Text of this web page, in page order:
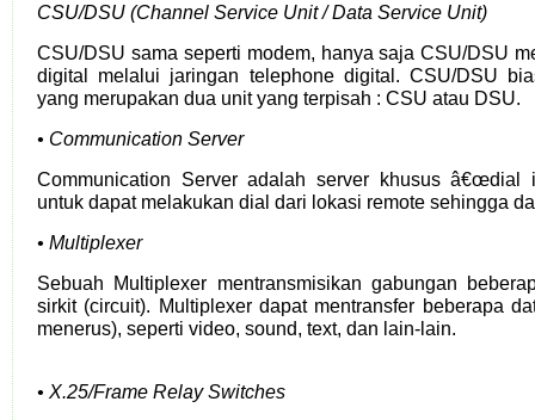
CSU/DSU (Channel Service Unit / Data Service Unit)
CSU/DSU sama seperti modem, hanya saja CSU/DSU
digital melalui jaringan telephone digital. CSU/DSU
yang merupakan dua unit yang terpisah : CSU atau DSU.
• Communication Server
Communication Server adalah server khusus â€œdial
untuk dapat melakukan dial dari lokasi remote sehingga
• Multiplexer
Sebuah Multiplexer mentransmisikan gabungan
sirkit (circuit). Multiplexer dapat mentransfer beberapa
menerus), seperti video, sound, text, dan lain-lain.
• X.25/Frame Relay Switches